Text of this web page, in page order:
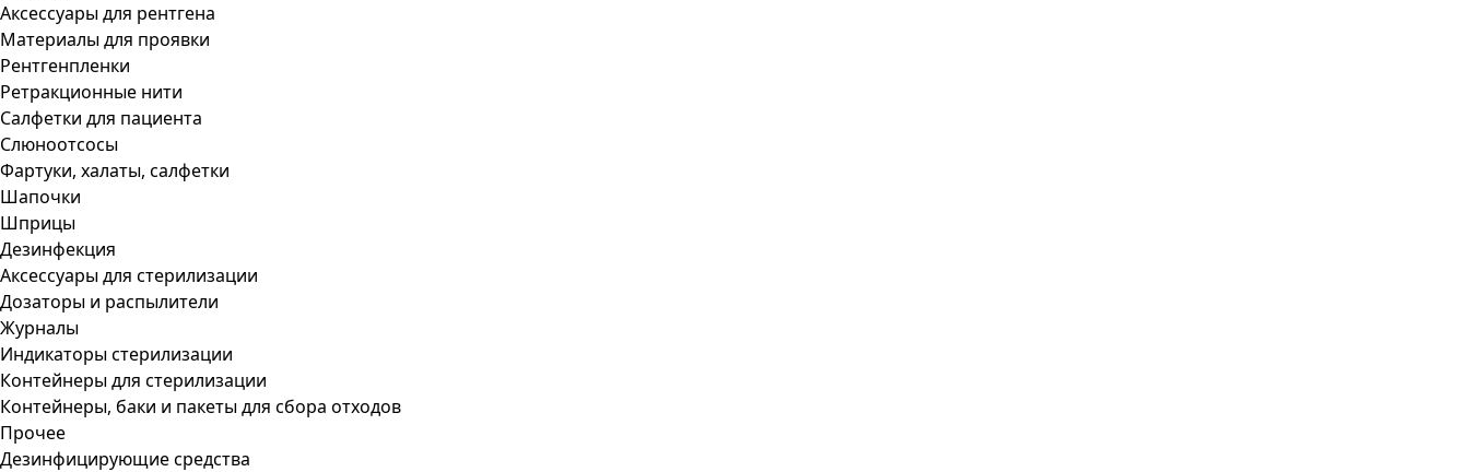
Аксессуары для рентгена
Материалы для проявки
Рентгенпленки
Ретракционные нити
Салфетки для пациента
Слюноотсосы
Фартуки, халаты, салфетки
Шапочки
Шприцы
Дезинфекция
Аксессуары для стерилизации
Дозаторы и распылители
Журналы
Индикаторы стерилизации
Контейнеры для стерилизации
Контейнеры, баки и пакеты для сбора отходов
Прочее
Дезинфицирующие средства